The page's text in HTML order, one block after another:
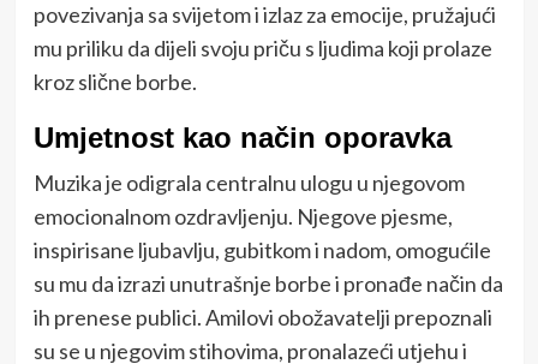
povezivanja sa svijetom i izlaz za emocije, pružajući
mu priliku da dijeli svoju priču s ljudima koji prolaze
kroz slične borbe.
Umjetnost kao način oporavka
Muzika je odigrala centralnu ulogu u njegovom
emocionalnom ozdravljenju. Njegove pjesme,
inspirisane ljubavlju, gubitkom i nadom, omogućile
su mu da izrazi unutrašnje borbe i pronađe način da
ih prenese publici. Amilovi obožavatelji prepoznali
su se u njegovim stihovima, pronalazeći utjehu i